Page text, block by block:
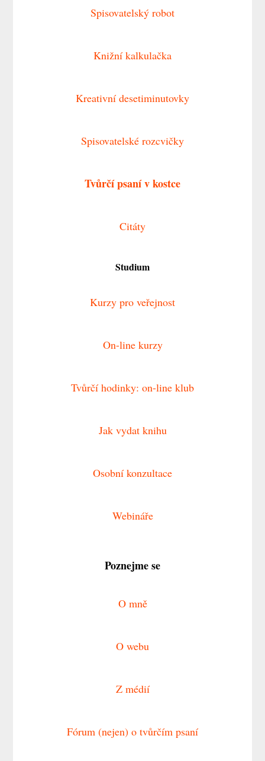
Spisovatelský robot
Knižní kalkulačka
Kreativní desetiminutovky
Spisovatelské rozcvičky
Tvůrčí psaní v kostce
Citáty
Studium
Kurzy pro veřejnost
On-line kurzy
Tvůrčí hodinky: on-line klub
Jak vydat knihu
Osobní konzultace
Webináře
Poznejme se
O mně
O webu
Z médií
Fórum (nejen) o tvůrčím psaní